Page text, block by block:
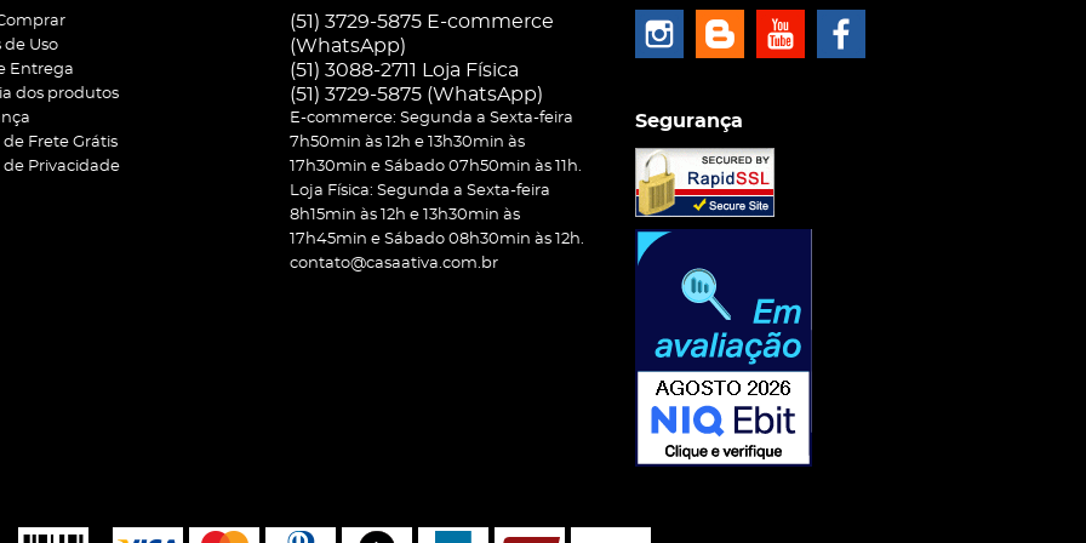
em seus produtos;
amaciador de carne e amassadeira;
elétricos;
negócio, aqui você encontra tudo o que precisa, com a garantia de produtos das melhores marcas.
eletros, refrigeradores e muito mais
a Casa Ativa se destaca pela ampla variedade de produtos para diferentes finalidades. Em nossa loja,
como equipamentos agrícolas;
de Uso
Entrega
dos produtos
de Frete Grátis
de Privacidade
(51) 3729-5875 E-commerce
(WhatsApp)
(51) 3088-2711 Loja Física
(51) 3729-5875 (WhatsApp)
E-commerce: Segunda a Sexta-feira
7h50min às 12h e 13h30min às
17h30min e Sábado 07h50min às 11h.
Loja Física: Segunda a Sexta-feira
8h15min às 12h e 13h30min às
17h45min e Sábado 08h30min às 12h.
contato@casaativa.com.br
Segurança